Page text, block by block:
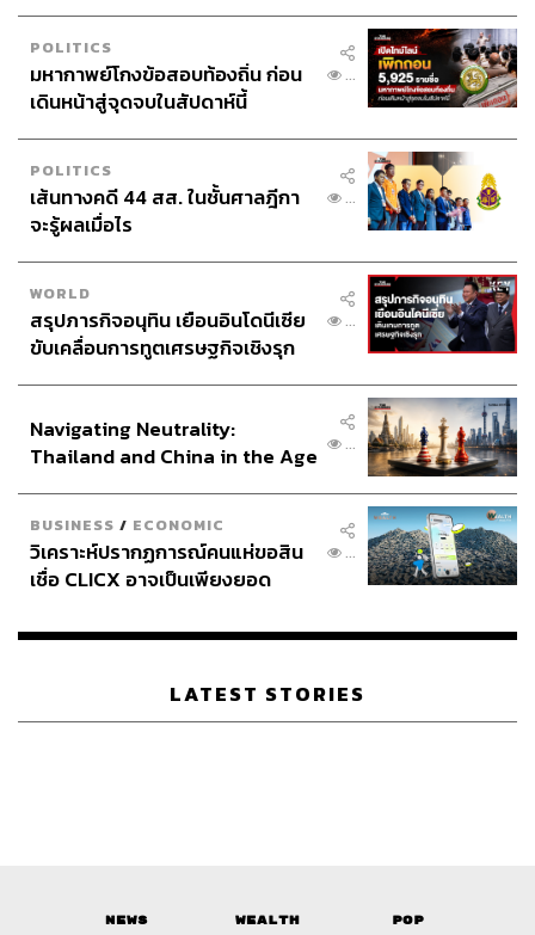
POLITICS
มหากาพย์โกงข้อสอบท้องถิ่น ก่อน
เดินหน้าสู่จุดจบในสัปดาห์นี้
...
POLITICS
เส้นทางคดี 44 สส. ในชั้นศาลฎีกา
จะรู้ผลเมื่อไร
...
WORLD
สรุปภารกิจอนุทิน เยือนอินโดนีเซีย
ขับเคลื่อนการทูตเศรษฐกิจเชิงรุก
...
Navigating Neutrality:
Thailand and China in the Age
...
BUSINESS / ECONOMIC
วิเคราะห์ปรากฏการณ์คนแห่ขอสิน
เชื่อ CLICX อาจเป็นเพียงยอด
เรือนไทยที่ถูกซุกไว้
...
LATEST STORIES
News Wealth Pop